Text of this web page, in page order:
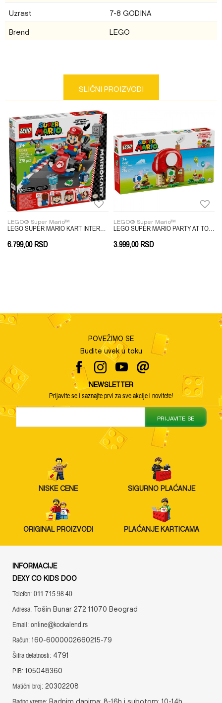
Poruka
Anti-spam zaštita - izračunajte koliko je 9 - 4 :
POŠALJI
Uzrast
7-8 GODINA
Brend
LEGO
SLIČNI PROIZVODI
LEGO® Super Mario™
6.799,00 RSD
LEGO® Super Mario™
3.999,00 RSD
POVEŽIMO SE
Budite uvek u toku
NEWSLETTER
Prijavite se i saznajte prvi za sve akcije i novitete!
PRIJAVITE SE
NISKE CENE SIGURNO PLAĆANJE
ORIGINAL PROIZVODI PLAĆANJE KARTICAMA
INFORMACIJE
DEXY CO KIDS DOO
Telefon: 011 715 98 40
Adresa: Tošin Bunar 272 11070 Beograd
Email: online@kockalend.rs
Račun: 160-6000002660215-79
Šifra delatnosti: 4791
PIB: 105048360
Matični broj: 20302208
Radnim danima: 8-16h i subotom: 10-14h